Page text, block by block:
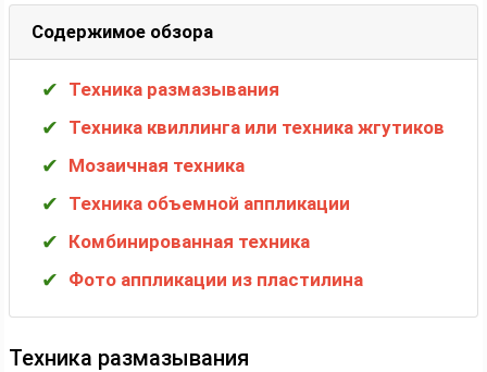
Содержимое обзора
Техника размазывания
Техника квиллинга или техника жгутиков
Мозаичная техника
Техника объемной аппликации
Комбинированная техника
Фото аппликации из пластилина
Техника размазывания